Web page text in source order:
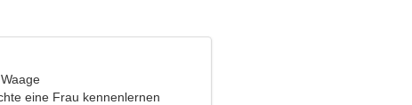
eine Frau kennenlernen